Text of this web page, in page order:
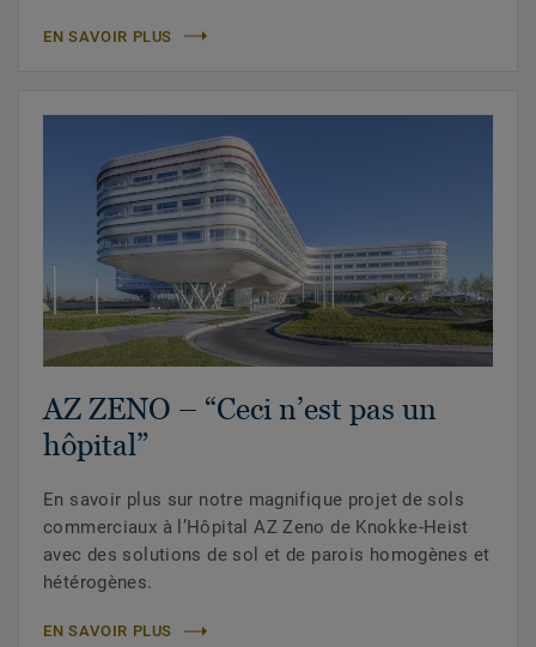
EN SAVOIR PLUS
AZ ZENO – “Ceci n’est pas un
hôpital”
En savoir plus sur notre magnifique projet de sols
commerciaux à l’Hôpital AZ Zeno de Knokke-Heist
avec des solutions de sol et de parois homogènes et
hétérogènes.
EN SAVOIR PLUS